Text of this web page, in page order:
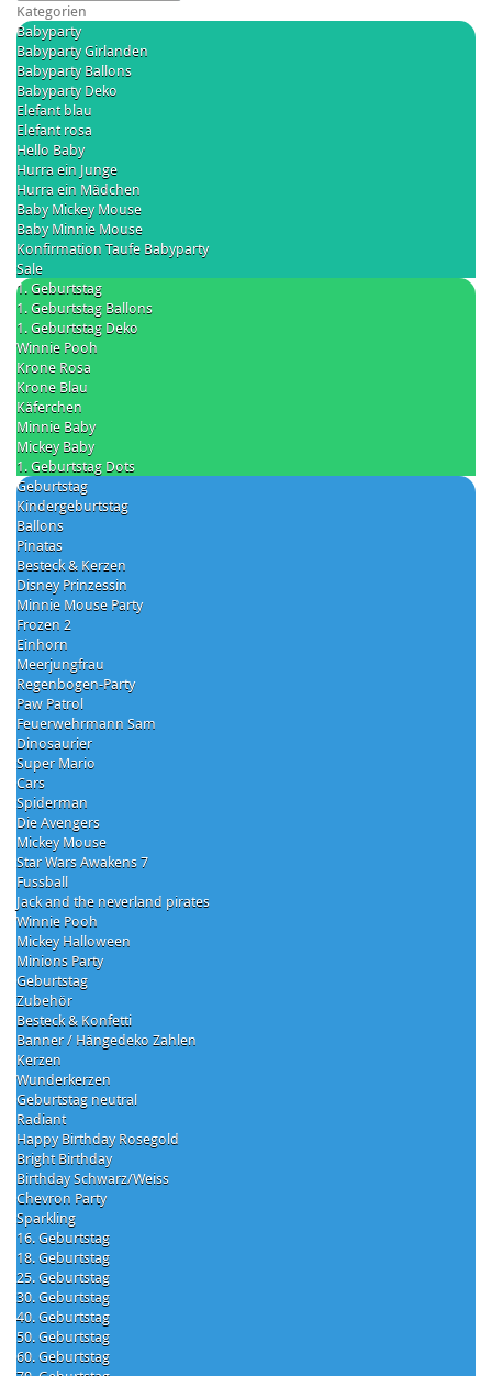
Kategorien
Babyparty
Babyparty Girlanden
Babyparty Ballons
Babyparty Deko
Elefant blau
Elefant rosa
Hello Baby
Hurra ein Junge
Hurra ein Mädchen
Baby Mickey Mouse
Baby Minnie Mouse
Konfirmation Taufe Babyparty
Sale
1. Geburtstag
1. Geburtstag Ballons
1. Geburtstag Deko
Winnie Pooh
Krone Rosa
Krone Blau
Käferchen
Minnie Baby
Mickey Baby
1. Geburtstag Dots
Geburtstag
Kindergeburtstag
Ballons
Pinatas
Besteck & Kerzen
Disney Prinzessin
Minnie Mouse Party
Frozen 2
Einhorn
Meerjungfrau
Regenbogen-Party
Paw Patrol
Feuerwehrmann Sam
Dinosaurier
Super Mario
Cars
Spiderman
Die Avengers
Mickey Mouse
Star Wars Awakens 7
Fussball
Jack and the neverland pirates
Winnie Pooh
Mickey Halloween
Minions Party
Geburtstag
Zubehör
Besteck & Konfetti
Banner / Hängedeko Zahlen
Kerzen
Wunderkerzen
Geburtstag neutral
Radiant
Happy Birthday Rosegold
Bright Birthday
Birthday Schwarz/Weiss
Chevron Party
Sparkling
16. Geburtstag
18. Geburtstag
25. Geburtstag
30. Geburtstag
40. Geburtstag
50. Geburtstag
60. Geburtstag